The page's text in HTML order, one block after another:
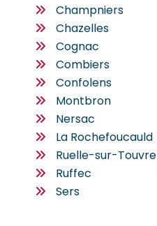
Champniers
Chazelles
Cognac
Combiers
Confolens
Montbron
Nersac
La Rochefoucauld
Ruelle-sur-Touvre
Ruffec
Sers